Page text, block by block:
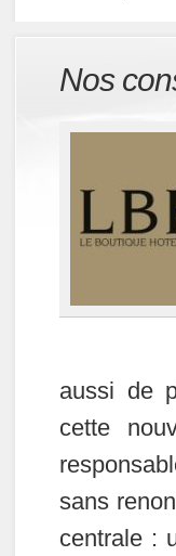
Nos
aussi de
cette
sans
centrale :